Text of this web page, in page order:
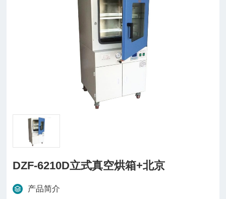
DZF-6210D立式真空烘箱+北京
产品简介